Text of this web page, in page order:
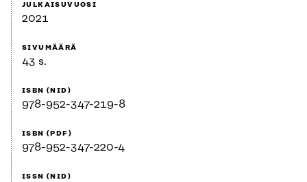
JULKAISUVUOSI
2021
SIVUMÄÄRÄ
43 s.
ISBN (NID)
978-952-347-219-8
ISBN (PDF)
978-952-347-220-4
ISSN (NID)